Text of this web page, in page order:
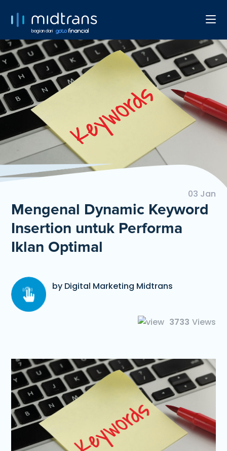
bagian dari
03 Jan
Mengenal Dynamic Keyword
Insertion untuk Performa
Iklan Optimal
by Digital Marketing Midtrans
3733 Views